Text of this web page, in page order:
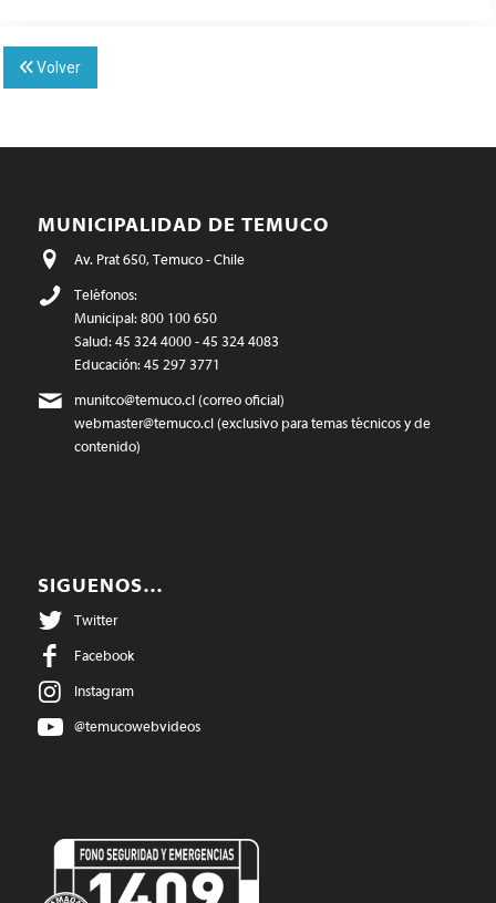
Volver
MUNICIPALIDAD DE TEMUCO
Av. Prat 650, Temuco - Chile
Teléfonos:
Municipal: 800 100 650
Salud: 45 324 4000 - 45 324 4083
Educación: 45 297 3771
munitco@temuco.cl(correo oficial)
webmaster@temuco.cl(exclusivo para temas técnicos y de
contenido)
SIGUENOS…
Twitter
Facebook
Instagram
@temucowebvideos